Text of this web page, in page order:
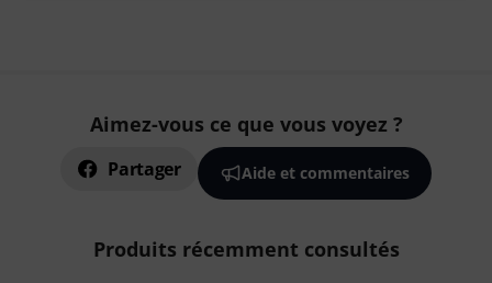
Aimez-vous ce que vous voyez ?
Partager Aide et commentaires
Produits récemment consultés